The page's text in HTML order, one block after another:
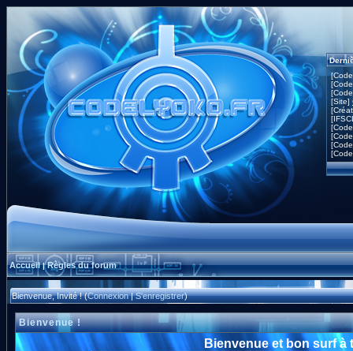
[Site]
Accueil|Règles du forum
Bienvenue, Invité ! (Connexion|S'enregistrer)
Bienvenue !
Bienvenue et bon surf à